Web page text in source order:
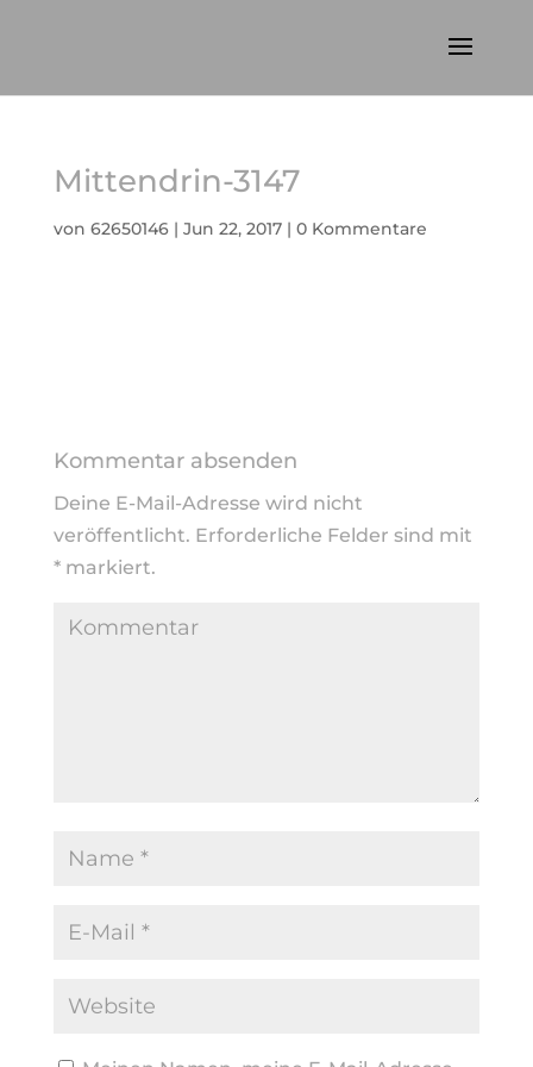
Mittendrin-3147
von 62650146| Jun 22, 2017| 0 Kommentare
Kommentar absenden
Deine E-Mail-Adresse wird nicht
veröffentlicht. Erforderliche Felder sind mit
*markiert.